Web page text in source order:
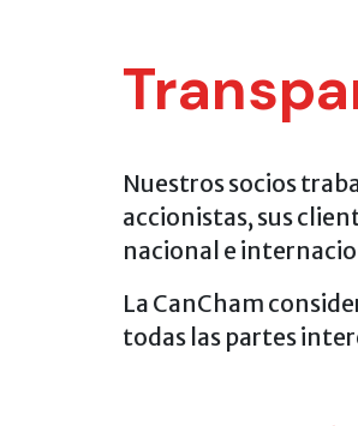
Nuestros socios
accionistas, sus
nacional e
La CanCham
todas las partes